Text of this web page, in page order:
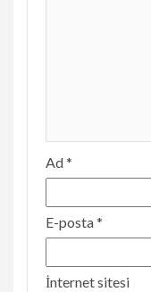
Ad*
E-posta*
İnternet sitesi